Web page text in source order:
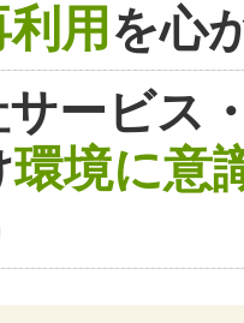
利用を心
サービス
環境に意